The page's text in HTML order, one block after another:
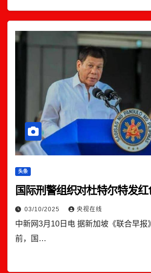
头条
国际刑警组织对杜特尔特发
03/10/2025 央视在线
中新网3月10日电 据新加坡《联合早报
前，国…